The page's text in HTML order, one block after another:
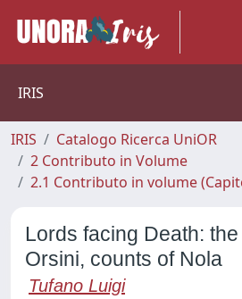
IRIS
IRIS
Catalogo Ricerca UniOR
2 Contributo in Volume
2.1 Contributo in volume
Lords facing Death:
Orsini, counts of Nola
Tufano Luigi